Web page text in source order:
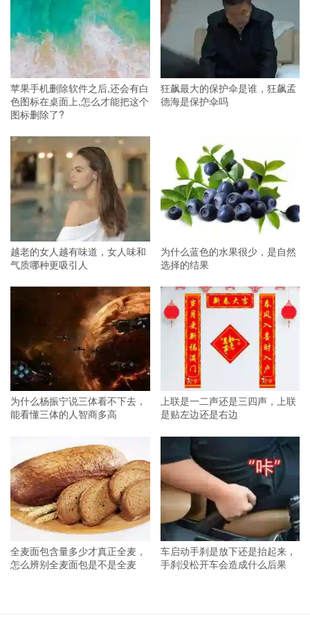
苹果手机删除软件之后,还会有白
色图标在桌面上,怎么才能把这个
图标删除了?
狂飙最大的保护伞是谁，狂飙孟
德海是保护伞吗
越老的女人越有味道，女人味和
气质哪种更吸引人
为什么蓝色的水果很少，是自然
选择的结果
为什么杨振宁说三体看不下去，
能看懂三体的人智商多高
上联是一二声还是三四声，上联
是贴左边还是右边
全麦面包含量多少才真正全麦，
怎么辨别全麦面包是不是全麦
车启动手刹是放下还是抬起来，
手刹没松开车会造成什么后果